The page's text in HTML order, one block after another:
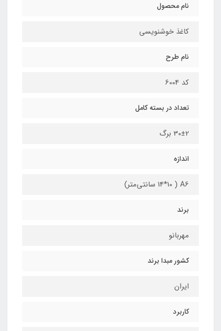
نام محصول
کاغذ خوشنویسی
نام طرح
کد 6004
تعداد در بسته کامل
30±2 برگ
اندازه
A6 ( 14*10 سانتی‌متر)
برند
مهربانو
کشور مبدا برند
ایران
کاربرد